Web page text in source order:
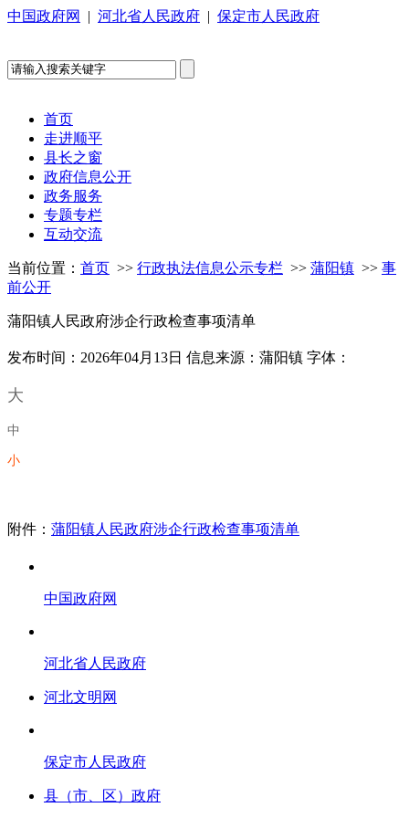
中国政府网 | 河北省人民政府 | 保定市人民政府
首页
走进顺平
县长之窗
政府信息公开
政务服务
专题专栏
互动交流
当前位置： 首页 >> 行政执法信息公示专栏 >> 蒲阳镇 >> 事
前公开
蒲阳镇人民政府涉企行政检查事项清单
发布时间：2026年04月13日 信息来源：蒲阳镇 字体：
大
中
小
附件： 蒲阳镇人民政府涉企行政检查事项清单
中国政府网
河北省人民政府
河北文明网
保定市人民政府
县（市、区）政府